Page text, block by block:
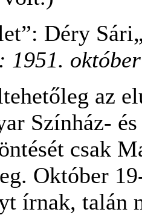
Déry
1951.
az
Színház-
csak
Október
írnak, talán